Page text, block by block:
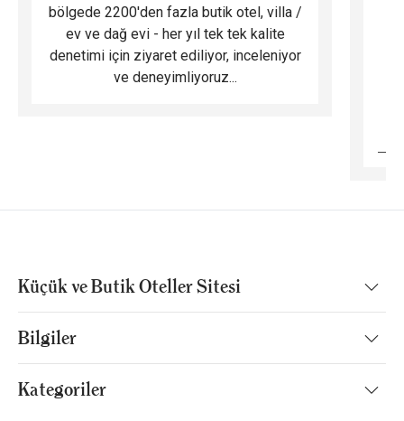
bölgede 2200'den fazla butik otel, villa /
ev ve dağ evi - her yıl tek tek kalite
denetimi için ziyaret ediliyor, inceleniyor
ve deneyimliyoruz...
Küçük ve Butik Oteller Sitesi
Bilgiler
Kategoriler